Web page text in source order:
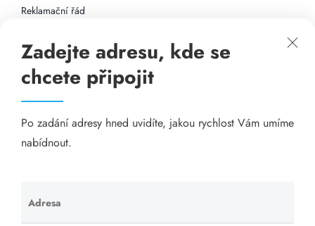
Reklamační řád
Připojení k internetu
Odkazy
Katalog A-seznam.cz
Visací zámky - TOKOZ
Zadejte adresu, kde se
chcete připojit
Po zadání adresy hned uvidíte, jakou rychlost Vám umíme
nabídnout.
Adresa
Ponechte